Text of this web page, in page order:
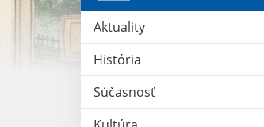
Aktuality
História
Súčasnosť